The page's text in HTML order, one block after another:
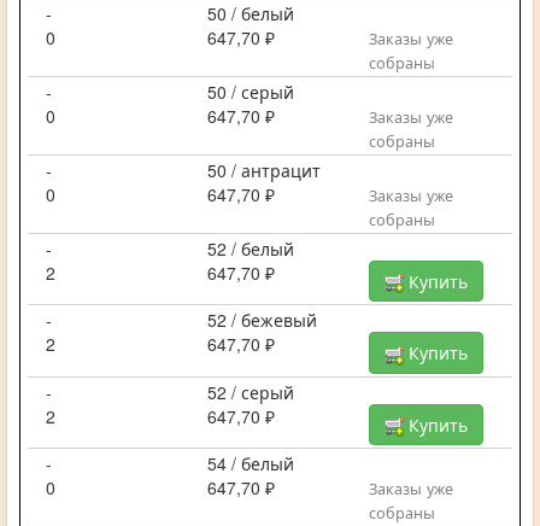
-
50 / белый
0
647,70 ₽
Заказы уже
собраны
-
50 / серый
0
647,70 ₽
Заказы уже
собраны
-
50 / антрацит
0
647,70 ₽
Заказы уже
собраны
-
52 / белый
2
647,70 ₽
Купить
-
52 / бежевый
2
647,70 ₽
Купить
-
52 / серый
2
647,70 ₽
Купить
-
54 / белый
0
647,70 ₽
Заказы уже
собраны